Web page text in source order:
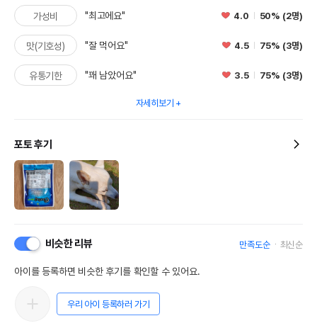
가성비 "최고에요" 4.0 50% (2명)
맛(기호성) "잘 먹어요" 4.5 75% (3명)
유통기한 "꽤 남았어요" 3.5 75% (3명)
자세히보기
포토 후기
비슷한 리뷰 만족도순 최신순
아이를 등록하면 비슷한 후기를 확인할 수 있어요.
우리 아이 등록하러 가기